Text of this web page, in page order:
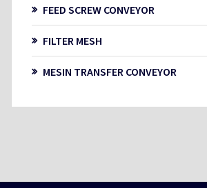
FEED SCREW CONVEYOR
FILTER MESH
MESIN TRANSFER CONVEYOR